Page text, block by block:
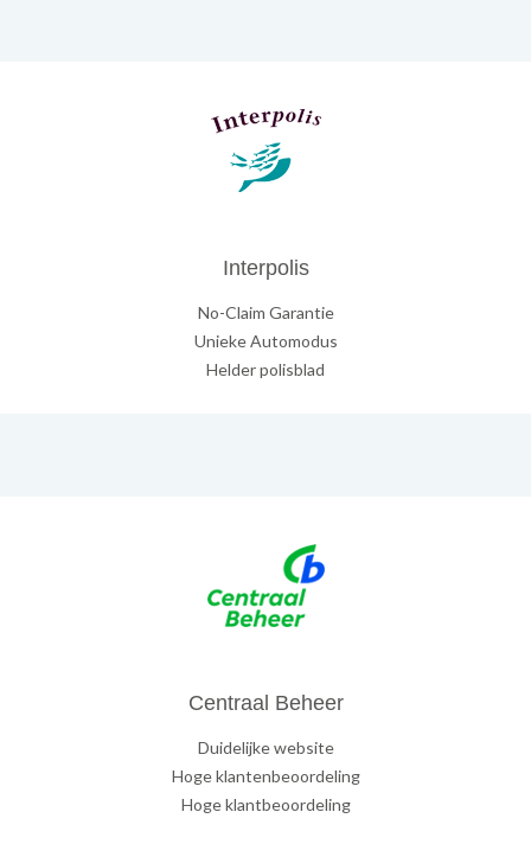
Interpolis
No-Claim Garantie
Unieke Automodus
Helder polisblad
Centraal Beheer
Duidelijke website
Hoge klantenbeoordeling
Hoge klantbeoordeling